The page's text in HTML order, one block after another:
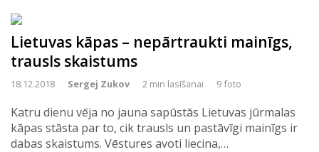
Lietuvas kāpas – nepārtraukti mainīgs,
trausls skaistums
18.12.2018 Sergej Zukov 2 min lasīšanai 9 foto
Katru dienu vēja no jauna sapūstās Lietuvas jūrmalas
kāpas stāsta par to, cik trausls un pastāvīgi mainīgs ir
dabas skaistums. Vēstures avoti liecina,…